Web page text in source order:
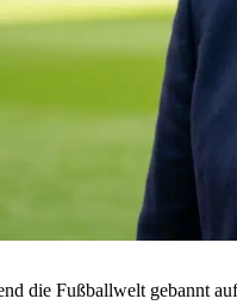
die Fußballwelt gebannt